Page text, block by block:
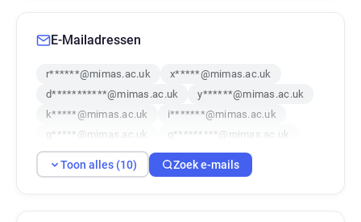
E-Mailadressen
r******@mimas.ac.uk
x*****@mimas.ac.uk
d***********@mimas.ac.uk
y******@mimas.ac.uk
k*****@mimas.ac.uk
i*******@mimas.ac.uk
g*****@mimas.ac.uk
q*********@mimas.ac.uk
o******@mimas.ac.uk
u***********@mimas.ac.uk
Toon alles (10) Zoek e-mails